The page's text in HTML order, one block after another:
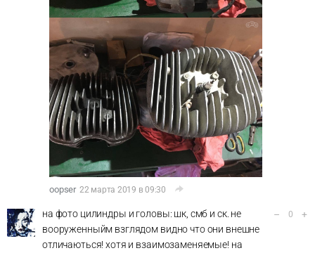
oopser 22 марта 2019 в 09:30
на фото цилиндры и головы: шк, смб и ск. не
вооруженныйм взглядом видно что они внешне
отличаються! хотя и взаимозаменяемые! на
– 0 +